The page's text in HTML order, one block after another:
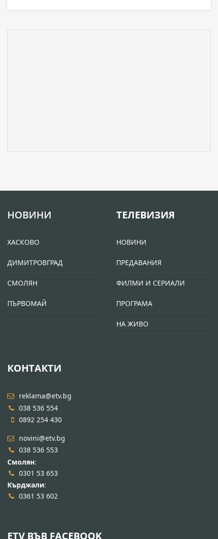
НОВИНИ
ХАСКОВО
ДИМИТРОВГРАД
СМОЛЯН
ПЪРВОМАЙ
ТЕЛЕВИЗИЯ
НОВИНИ
ПРЕДАВАНИЯ
ФИЛМИ И СЕРИАЛИ
ПРОГРАМА
НА ЖИВО
КОНТАКТИ
reklama@etv.bg
038 536 554
0892 254 430
novini@etv.bg
038 536 553
Смолян:
0301 53 653
Кърджали:
0361 53 602
ETV ВЪВ FACEBOOK